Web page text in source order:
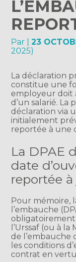
Par |23
2025)
La déclaration
constitue une
employeur doit
d’un salarié. La
déclaration via
initialement
reportée à une
La DPAE
date
reportée
Pour mémoire,
l’embauche
obligatoirement
l’Urssaf (ou à
de l’embauche
les conditions
contrat en